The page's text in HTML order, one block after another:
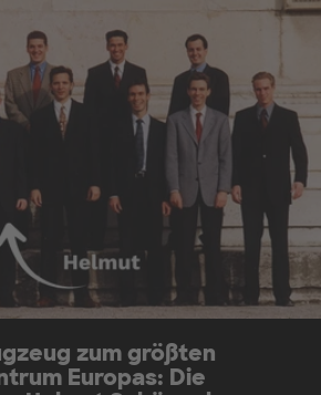
zum größten
Europas: Die